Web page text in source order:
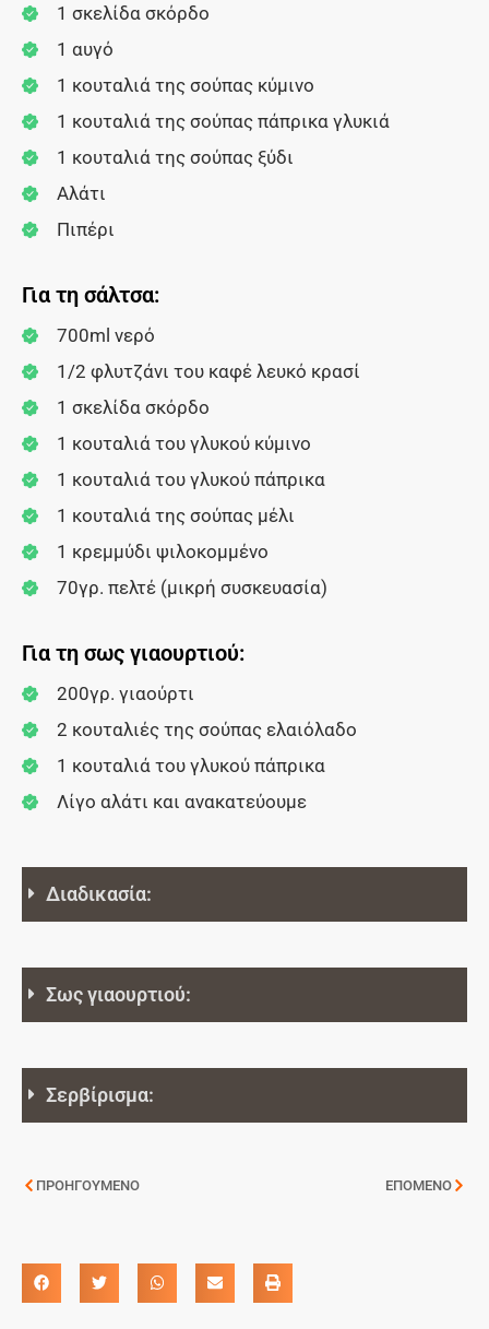
1 σκελίδα σκόρδο
1 αυγό
1 κουταλιά της σούπας κύμινο
1 κουταλιά της σούπας πάπρικα γλυκιά
1 κουταλιά της σούπας ξύδι
Αλάτι
Πιπέρι
Για τη σάλτσα:
700ml νερό
1/2 φλυτζάνι του καφέ λευκό κρασί
1 σκελίδα σκόρδο
1 κουταλιά του γλυκού κύμινο
1 κουταλιά του γλυκού πάπρικα
1 κουταλιά της σούπας μέλι
1 κρεμμύδι ψιλοκομμένο
70γρ. πελτέ (μικρή συσκευασία)
Για τη σως γιαουρτιού:
200γρ. γιαούρτι
2 κουταλιές της σούπας ελαιόλαδο
1 κουταλιά του γλυκού πάπρικα
Λίγο αλάτι και ανακατεύουμε
Διαδικασία:
Σως γιαουρτιού:
Σερβίρισμα:
ΠΡΟΗΓΟΥΜΕΝΟ ΕΠΟΜΕΝΟ